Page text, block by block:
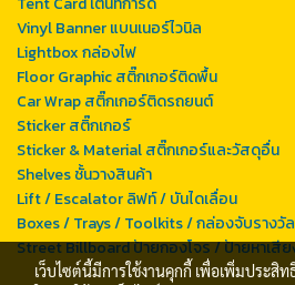
Vinyl Banner แบนเนอร์ไวนิล
Lightbox กล่องไฟ
Floor Graphic สติ๊กเกอร์ติดพื้น
Car Wrap สติ๊กเกอร์ติดรถยนต์
Sticker สติ๊กเกอร์
Sticker & Material สติ๊กเกอร์และวัสดุอื่น
Shelves ชั้นวางสินค้า
Lift / Escalator ลิฟท์ / บันไดเลื่อน
Boxes / Trays / Toolkits / กล่องจับรางวัล
Street Billboard ป้ายกองโจร / ป้ายหาเสี
เว็บไซต์นี้มีการใช้งานคุกกี้ เพื่อเพิ่มประ